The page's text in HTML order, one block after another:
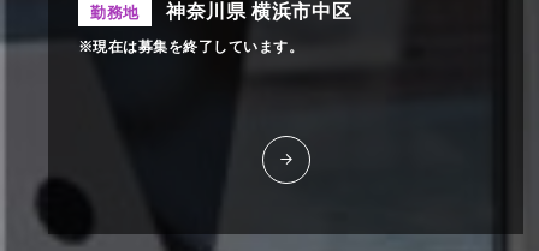
勤務地 神奈川県 横浜市中区
※現在は募集を終了しています。